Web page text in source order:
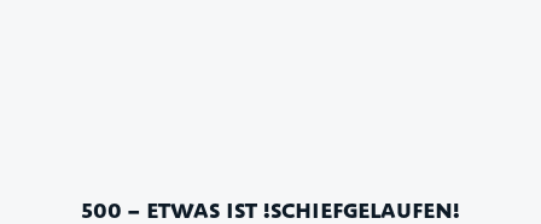
500 – ETWAS IST !SCHIEFGELAUFEN!